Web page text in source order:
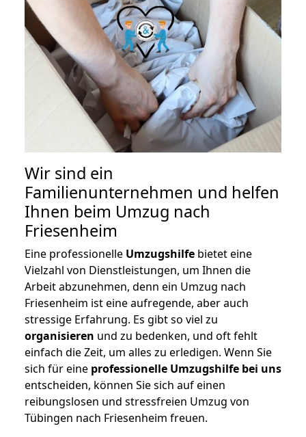
Wir sind ein
Familienunternehmen und helfen
Ihnen beim Umzug nach
Friesenheim
Eine professionelle Umzugshilfe bietet eine
Vielzahl von Dienstleistungen, um Ihnen die
Arbeit abzunehmen, denn ein Umzug nach
Friesenheim ist eine aufregende, aber auch
stressige Erfahrung. Es gibt so viel zu
organisieren und zu bedenken, und oft fehlt
einfach die Zeit, um alles zu erledigen. Wenn Sie
sich für eine professionelle Umzugshilfe bei uns
entscheiden, können Sie sich auf einen
reibungslosen und stressfreien Umzug von
Tübingen nach Friesenheim freuen.